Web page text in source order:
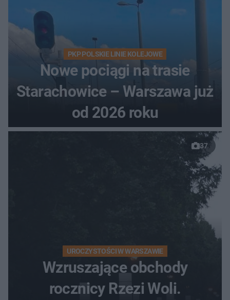
PKP POLSKIE LINIE KOLEJOWE
Nowe pociągi na trasie
Starachowice – Warszawa już
od 2026 roku
37
UROCZYSTOŚCI W WARSZAWIE
Wzruszające obchody
rocznicy Rzezi Woli.